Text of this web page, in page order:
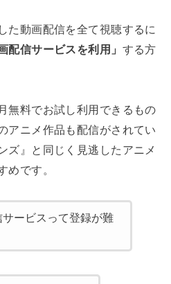
た動画配信を全て視聴するに
配信サービスを利用」 する方
無料でお試し利用できるもの
アニメ作品も配信がされてい
ズ』と同じく見逃したアニメ
めです。
ービスって登録が難